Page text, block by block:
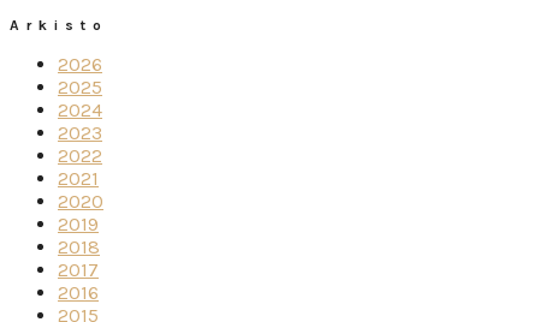
Arkisto
2026
2025
2024
2023
2022
2021
2020
2019
2018
2017
2016
2015